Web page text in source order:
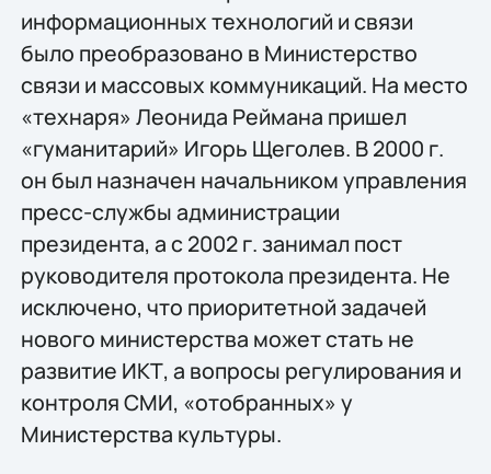
информационных технологий и связи
было преобразовано в Министерство
связи и массовых коммуникаций. На место
«технаря» Леонида Реймана пришел
«гуманитарий» Игорь Щеголев. В 2000 г.
он был назначен начальником управления
пресс-службы администрации
президента, а с 2002 г. занимал пост
руководителя протокола президента. Не
исключено, что приоритетной задачей
нового министерства может стать не
развитие ИКТ, а вопросы регулирования и
контроля СМИ, «отобранных» у
Министерства культуры.